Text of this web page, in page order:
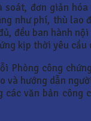
soát, đơn giản
như phí, thù
đều ban hành
kịp thời yêu
Phòng công
hướng dẫn
văn bản